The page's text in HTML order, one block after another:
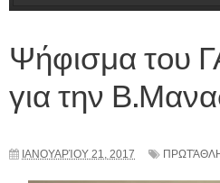
Ψήφισμα του
για την
ΙΑΝΟΥΑΡΊΟΥ 21, 2017